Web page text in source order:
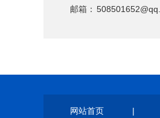
邮箱：
网站首页 |